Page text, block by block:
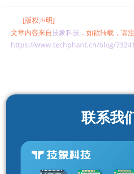
[版权声明]
文章内容来自技象科技 ，如欲转载，请
https://www.techphant.cn/blog/
联系我